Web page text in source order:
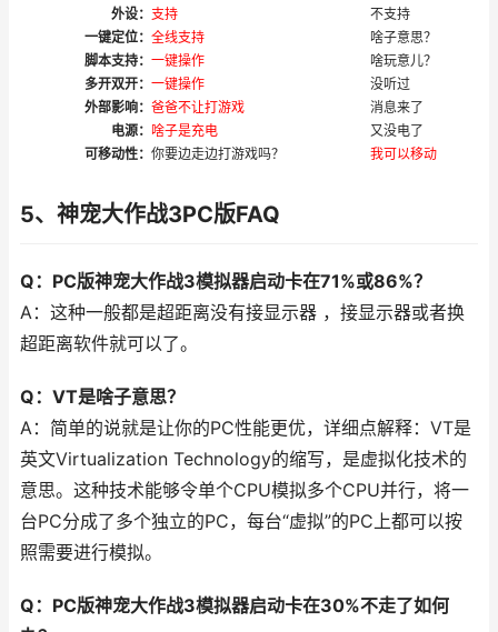
外设： 支持
不支持
一键定位： 全线支持
啥子意思？
脚本支持： 一键操作
啥玩意儿？
多开双开： 一键操作
没听过
外部影响： 爸爸不让打游戏
消息来了
电源： 啥子是充电
又没电了
可移动性： 你要边走边打游戏吗？ 我可以移动
5、神宠大作战3PC版FAQ
Q：PC版神宠大作战3模拟器启动卡在71%或86%？
A：这种一般都是超距离没有接显示器 ，接显示器或者换
超距离软件就可以了。
Q：VT是啥子意思？
A：简单的说就是让你的PC性能更优，详细点解释：VT是
英文Virtualization Technology的缩写，是虚拟化技术的
意思。这种技术能够令单个CPU模拟多个CPU并行，将一
台PC分成了多个独立的PC，每台“虚拟”的PC上都可以按
照需要进行模拟。
Q：PC版神宠大作战3模拟器启动卡在30%不走了如何